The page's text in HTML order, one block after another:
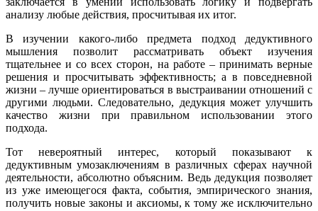
анализу любые действия, просчитывая их итог.
В изучении какого-либо предмета подход дедуктивного
мышления позволит рассматривать объект изучения
тщательнее и со всех сторон, на работе – принимать верные
решения и просчитывать эффективность; а в повседневной
жизни – лучше ориентироваться в выстраивании отношений с
другими людьми. Следовательно, дедукция может улучшить
качество жизни при правильном использовании этого
подхода.
Тот невероятный интерес, который показывают к
дедуктивным умозаключениям в различных сферах научной
деятельности, абсолютно объясним. Ведь дедукция позволяет
из уже имеющегося факта, события, эмпирического знания,
получить новые законы и аксиомы, к тому же исключительно